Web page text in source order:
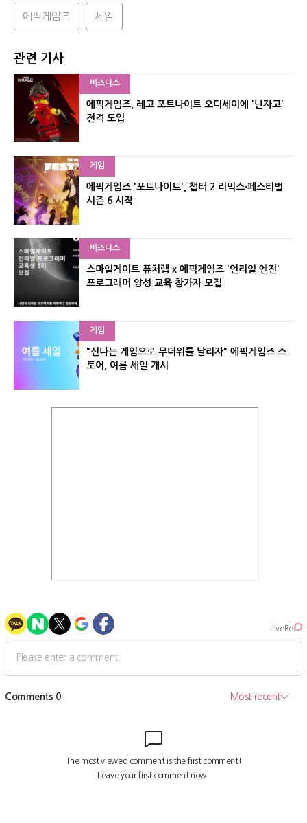
에픽게임즈 세일
관련 기사
비즈니스
에픽게임즈, 레고 포트나이트 오디세이에 '닌자고'
전격 도입
게임
에픽게임즈 '포트나이트', 챕터 2 리믹스·페스티벌
시즌 6 시작
비즈니스
스마일게이트 퓨처랩 x 에픽게임즈 '언리얼 엔진'
프로그래머 양성 교육 참가자 모집
게임
"신나는 게임으로 무더위를 날리자" 에픽게임즈 스
토어, 여름 세일 개시